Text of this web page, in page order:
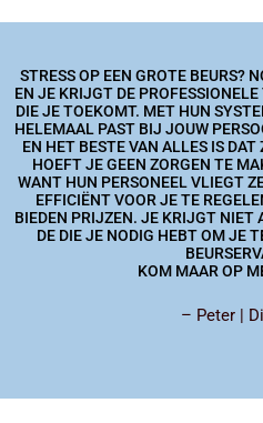
STRESS OP EEN GROTE BEURS?
EN JE KRIJGT DE
DIE JE TOEKOMT. MET HUN
HELEMAAL PAST BIJ JOUW
EN HET BESTE VAN ALLES IS
HOEFT JE GEEN ZORGEN TE
WANT HUN PERSONEEL VLIEGT
EFFICIËNT VOOR JE TE
BIEDEN PRIJZEN. JE KRIJGT NIET
DE DIE JE NODIG HEBT OM JE
KOM MAAR OP
– Peter |